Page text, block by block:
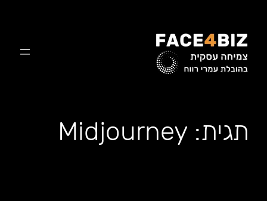
תגית: Midjourney